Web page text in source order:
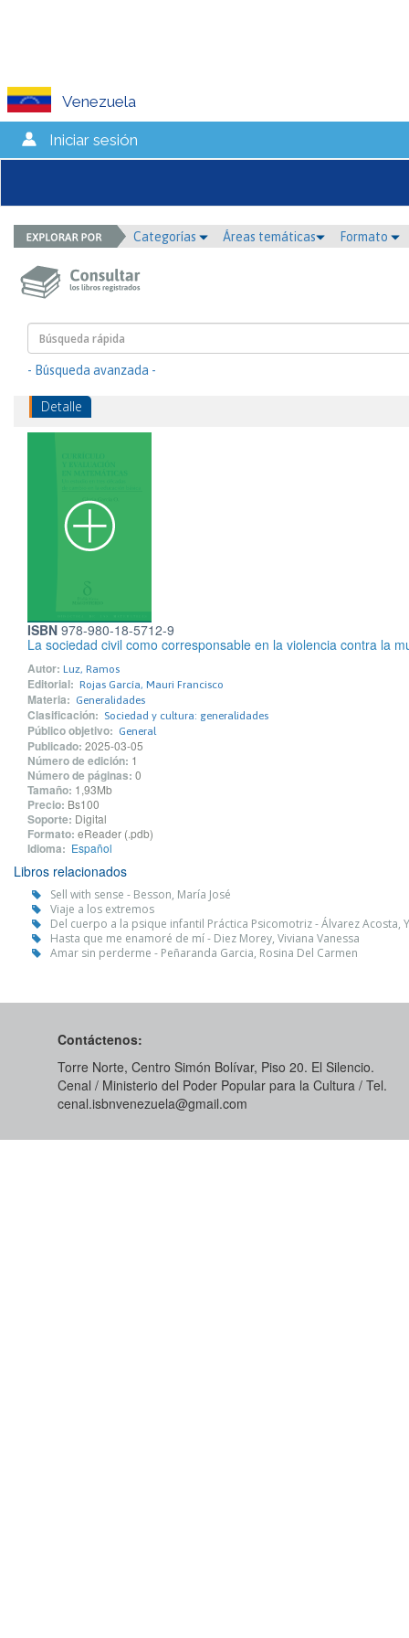
Venezuela
Iniciar sesión
Categorías Áreas temáticas Formato
- Búsqueda avanzada -
Detalle
ISBN 978-980-18-5712-9
La sociedad civil como corresponsable en la violencia contra la
Autor: Luz, Ramos
Editorial: Rojas García, Mauri Francisco
Materia: Generalidades
Clasificación: Sociedad y cultura: generalidades
Público objetivo: General
Publicado: 2025-03-05
Número de edición: 1
Número de páginas: 0
Tamaño: 1,93Mb
Precio: Bs100
Soporte: Digital
Formato: eReader (.pdb)
Idioma: Español
Libros relacionados
Sell with sense - Besson, María José
Viaje a los extremos
Del cuerpo a la psique infantil Práctica Psicomotriz - Álvarez Acosta,
Hasta que me enamoré de mí - Diez Morey, Viviana Vanessa
Amar sin perderme - Peñaranda Garcia, Rosina Del Carmen
Contáctenos:
Torre Norte, Centro Simón Bolívar, Piso 20. El Silencio.
Cenal / Ministerio del Poder Popular para la Cultura / Tel.
cenal.isbnvenezuela@gmail.com